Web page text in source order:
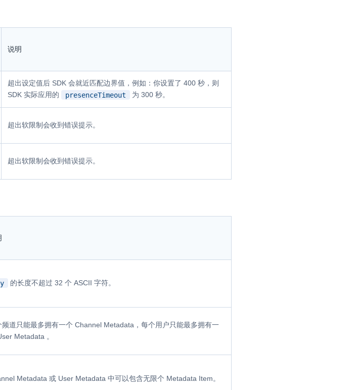
说明
超出设定值后 SDK 会就近匹配边界值，例如：你设置了 400 秒，则
SDK 实际应用的
presenceTimeout 为 300 秒。
超出软限制会收到错误提示。
超出软限制会收到错误提示。
的长度不超过 32 个 ASCII 字符。
频道只能最多拥有一个 Channel Metadata，每个用户只能最多拥有一
Metadata 。
Metadata 或 User Metadata 中可以包含无限个 Metadata Item。